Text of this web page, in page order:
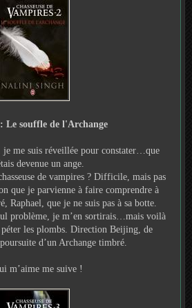
Le souffle de l'Archange
je me suis réveillée pour constater…que
devenue un ange.
de vampires ? Difficile, mais pas
que je parvienne à faire comprendre à
Raphael, que je ne suis pas à sa botte.
problème, je m’en sortirais…mais voilà
les plombs. Direction Beijing, de
d’un Archange timbré.
m’aime me suive !